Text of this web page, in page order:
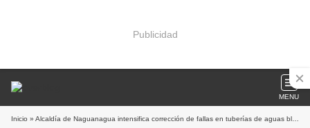
Publicidad
MENU
Inicio » Alcaldía de Naguanagua intensifica corrección de fallas en tuberías de aguas blancas y aguas residuales